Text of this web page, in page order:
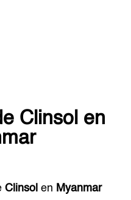
Clinsol en
Clinsol en Myanmar